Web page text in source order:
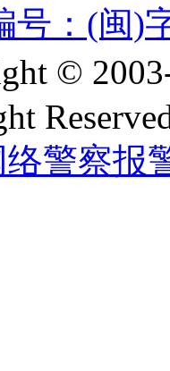
号：(闽)
©
警察报